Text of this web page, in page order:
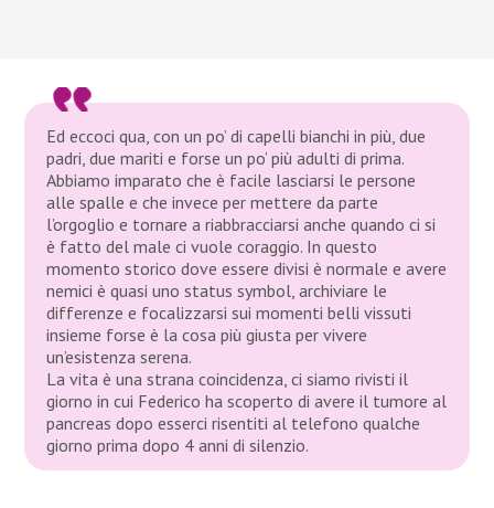
Ed eccoci qua, con un po’ di capelli bianchi in più, due
padri, due mariti e forse un po’ più adulti di prima.
Abbiamo imparato che è facile lasciarsi le persone
alle spalle e che invece per mettere da parte
l’orgoglio e tornare a riabbracciarsi anche quando ci si
è fatto del male ci vuole coraggio. In questo
momento storico dove essere divisi è normale e avere
nemici è quasi uno status symbol, archiviare le
differenze e focalizzarsi sui momenti belli vissuti
insieme forse è la cosa più giusta per vivere
un’esistenza serena.
La vita è una strana coincidenza, ci siamo rivisti il
giorno in cui Federico ha scoperto di avere il tumore al
pancreas dopo esserci risentiti al telefono qualche
giorno prima dopo 4 anni di silenzio.